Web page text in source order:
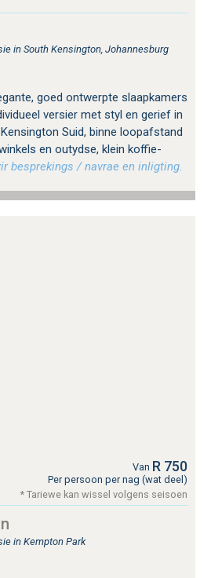
in South Kensington, Johannesburg
goed ontwerpte slaapkamers
versier met styl en gerief in
Suid, binne loopafstand
en outydse, klein koffie-
besprekings / navrae en inligting.
Van R 750
Per persoon per nag (wat deel)
* Tariewe kan wissel volgens seisoen
in Kempton Park